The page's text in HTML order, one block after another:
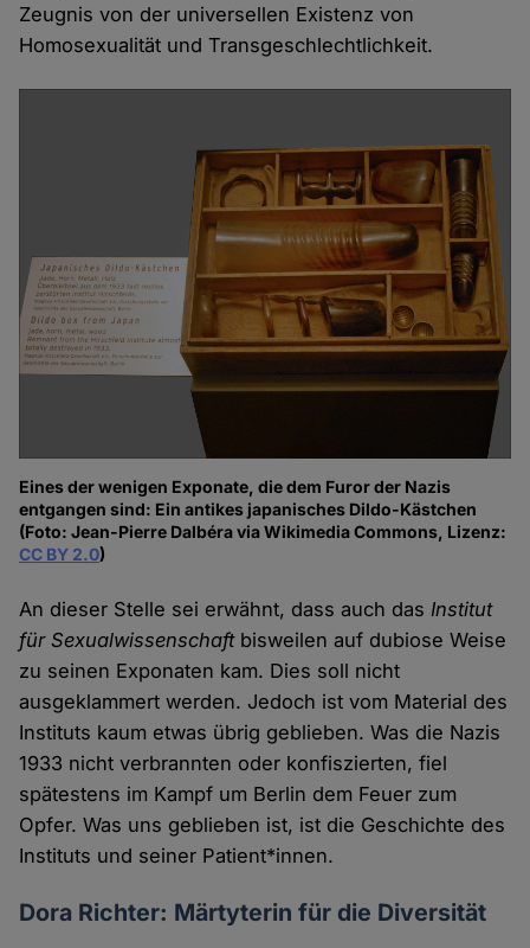
Zeugnis von der universellen Existenz von
Homosexualität und Transgeschlechtlichkeit.
Eines der wenigen Exponate, die dem Furor der Nazis
entgangen sind: Ein antikes japanisches Dildo-Kästchen
(Foto: Jean-Pierre Dalbéra via Wikimedia Commons, Lizenz:
CC BY 2.0)
An dieser Stelle sei erwähnt, dass auch das Institut
für Sexualwissenschaftbisweilen auf dubiose Weise
zu seinen Exponaten kam. Dies soll nicht
ausgeklammert werden. Jedoch ist vom Material des
Instituts kaum etwas übrig geblieben. Was die Nazis
1933 nicht verbrannten oder konfiszierten, fiel
spätestens im Kampf um Berlin dem Feuer zum
Opfer. Was uns geblieben ist, ist die Geschichte des
Instituts und seiner Patient*innen.
Dora Richter: Märtyterin für die Diversität